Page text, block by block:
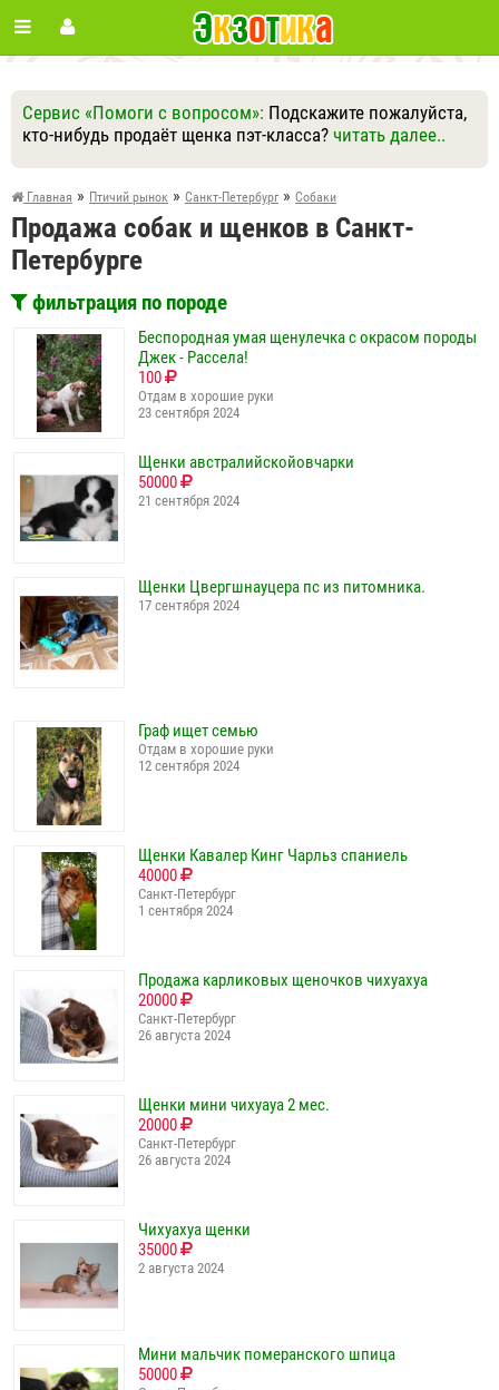
Сервис «Помоги с вопросом»: Подскажите пожалуйста,
кто-нибудь продаёт щенка пэт-класса? читать далее..
Ответить Другие вопросы
Задать вопрос
Главная » Птичий рынок » Санкт-Петербург» Собаки
Продажа собак и щенков в Санкт-
Петербурге
фильтрация по породе
Беспородная умая щенулечка с окрасом породы
Джек - Рассела!
100
Отдам в хорошие руки
23 сентября 2024
Щенки австралийскойовчарки
50000
21 сентября 2024
Щенки Цвергшнауцера пс из питомника.
17 сентября 2024
Граф ищет семью
Отдам в хорошие руки
12 сентября 2024
Щенки Кавалер Кинг Чарльз спаниель
40000
Санкт-Петербург
1 сентября 2024
Продажа карликовых щеночков чихуахуа
20000
Санкт-Петербург
26 августа 2024
Щенки мини чихуауа 2 мес.
20000
Санкт-Петербург
26 августа 2024
Чихуахуа щенки
35000
2 августа 2024
Мини мальчик померанского шпица
50000